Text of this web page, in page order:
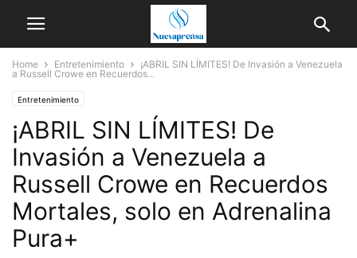
Home Entretenimiento
¡ABRIL SIN LÍMITES! De Invasión a Venezuela
a Russell Crowe en Recuerdos...
Entretenimiento
¡ABRIL SIN LÍMITES! De
Invasión a Venezuela a
Russell Crowe en Recuerdos
Mortales, solo en Adrenalina
Pura+